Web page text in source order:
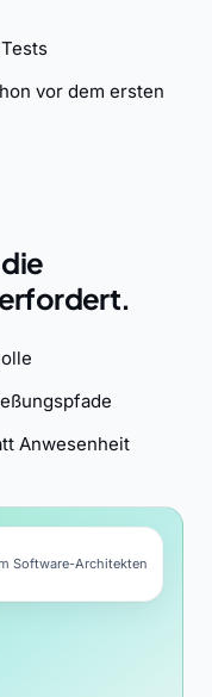
vor dem ersten
erfordert.
Anwesenheit
Software-Architekten